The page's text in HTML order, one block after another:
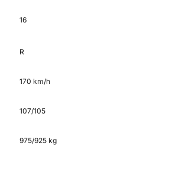
16
R
170 km/h
107/105
975/925 kg